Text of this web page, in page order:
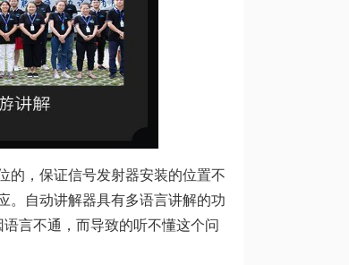
的，保证信号发射器安装的位置不
。
自动讲解器具有多语言讲解的功
言不通，而导致的听不懂这个问